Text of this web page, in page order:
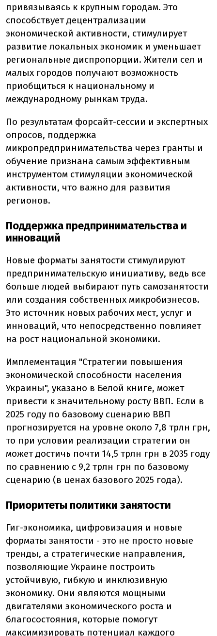
привязываясь к крупным городам. Это
способствует децентрализации
экономической активности, стимулирует
развитие локальных экономик и уменьшает
региональные диспропорции. Жители сел и
малых городов получают возможность
приобщиться к национальному и
международному рынкам труда.
По результатам форсайт-сессии и экспертных
опросов, поддержка
микропредпринимательства через гранты и
обучение признана самым эффективным
инструментом стимуляции экономической
активности, что важно для развития
регионов.
Поддержка предпринимательства и
инноваций
Новые форматы занятости стимулируют
предпринимательскую инициативу, ведь все
больше людей выбирают путь самозанятости
или создания собственных микробизнесов.
Это источник новых рабочих мест, услуг и
инноваций, что непосредственно повлияет
на рост национальной экономики.
Имплементация "Стратегии повышения
экономической способности населения
Украины", указано в Белой книге, может
привести к значительному росту ВВП. Если в
2025 году по базовому сценарию ВВП
прогнозируется на уровне около 7,8 трлн грн,
то при условии реализации стратегии он
может достичь почти 14,5 трлн грн в 2035 году
по сравнению с 9,2 трлн грн по базовому
сценарию (в ценах базового 2025 года).
Приоритеты политики занятости
Гиг-экономика, цифровизация и новые
форматы занятости - это не просто новые
тренды, а стратегические направления,
позволяющие Украине построить
устойчивую, гибкую и инклюзивную
экономику. Они являются мощными
двигателями экономического роста и
благосостояния, которые помогут
максимизировать потенциал каждого